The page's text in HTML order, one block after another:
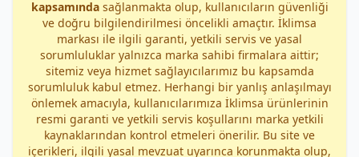
kapsamındasağlanmakta olup, kullanıcıların güvenliği
ve doğru bilgilendirilmesi öncelikli amaçtır. İklimsa
markası ile ilgili garanti, yetkili servis ve yasal
sorumluluklar yalnızca marka sahibi firmalara aittir;
sitemiz veya hizmet sağlayıcılarımız bu kapsamda
sorumluluk kabul etmez. Herhangi bir yanlış anlaşılmayı
önlemek amacıyla, kullanıcılarımıza İklimsa ürünlerinin
resmi garanti ve yetkili servis koşullarını marka yetkili
kaynaklarından kontrol etmeleri önerilir. Bu site ve
içerikleri, ilgili yasal mevzuat uyarınca korunmakta olup,